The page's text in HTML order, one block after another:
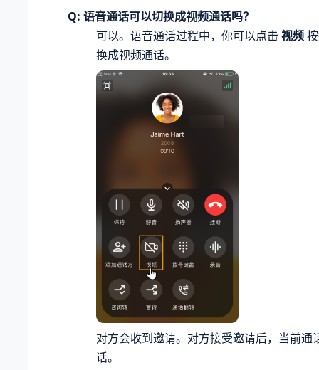
Q: 语音通话可以切换成视频通话吗？
可以。语音通话过程中，你可以点击 视频
换成视频通话。
对方会收到邀请。对方接受邀请后，当前通
话。